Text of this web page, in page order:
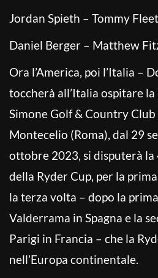
Jordan Spieth – Tommy
Daniel Berger – Matthew
Ora l’America, poi l’Italia –
toccherà all’Italia ospitare
Simone Golf & Country
Montecelio (Roma), dal 29
ottobre 2023, si disputerà la
della Ryder Cup, per la
la terza volta – dopo la
Valderrama in Spagna e la
Parigi in Francia – che la
nell’Europa continentale.